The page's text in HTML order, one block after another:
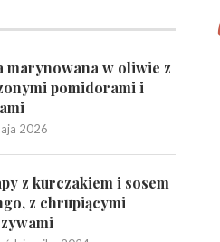
marynowana w oliwie z
pomidorami i
2026
z kurczakiem i sosem
z chrupiącymi